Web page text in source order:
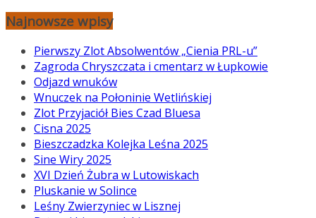
Najnowsze wpisy
Pierwszy Zlot Absolwentów „Cienia PRL-u”
Zagroda Chryszczata i cmentarz w Łupkowie
Odjazd wnuków
Wnuczek na Połoninie Wetlińskiej
Zlot Przyjaciół Bies Czad Bluesa
Cisna 2025
Bieszczadzka Kolejka Leśna 2025
Sine Wiry 2025
XVI Dzień Żubra w Lutowiskach
Pluskanie w Solince
Leśny Zwierzyniec w Lisznej